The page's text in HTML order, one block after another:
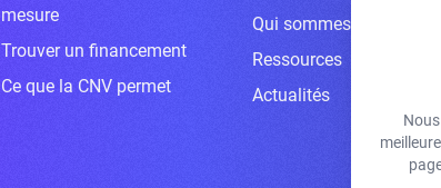
mesure
Trouver un financement
Ce que la CNV permet
Qui sommes-nous ?
Ressources
Actualités